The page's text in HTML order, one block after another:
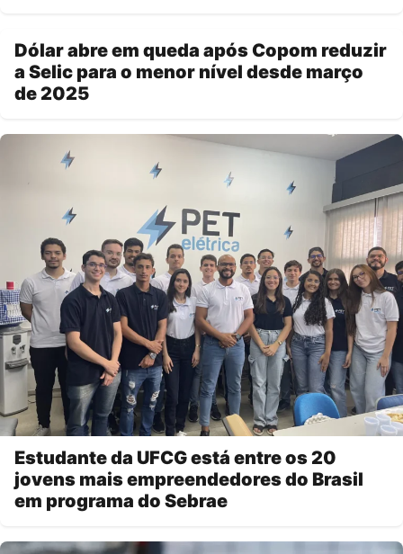
Dólar abre em queda após Copom reduzir
a Selic para o menor nível desde março
de 2025
Estudante da UFCG está entre os 20
jovens mais empreendedores do Brasil
em programa do Sebrae